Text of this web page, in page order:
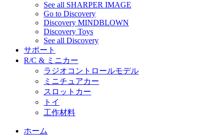
See all SHARPER IMAGE
Go to Discovery
Discovery MINDBLOWN
Discovery Toys
See all Discovery
サポート
R/C & ミニカー
ラジオコントロールモデル
ミニチュアカー
スロットカー
トイ
工作材料
ホーム